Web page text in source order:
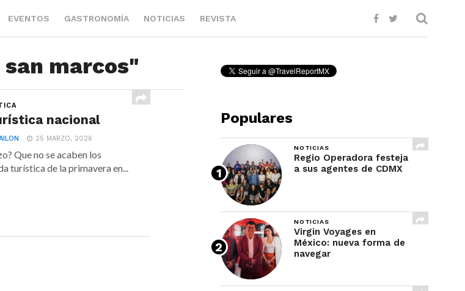
EVENTOS GASTRONOMÍA NOTICIAS REVISTA
marcos"
nacional
25 MARZO, 2026
Que no se acaben los
turística de la primavera en...
Populares
NOTICIAS
Regio Operadora festeja
a sus agentes de CDMX
NOTICIAS
Virgin Voyages en
México: nueva forma de
navegar